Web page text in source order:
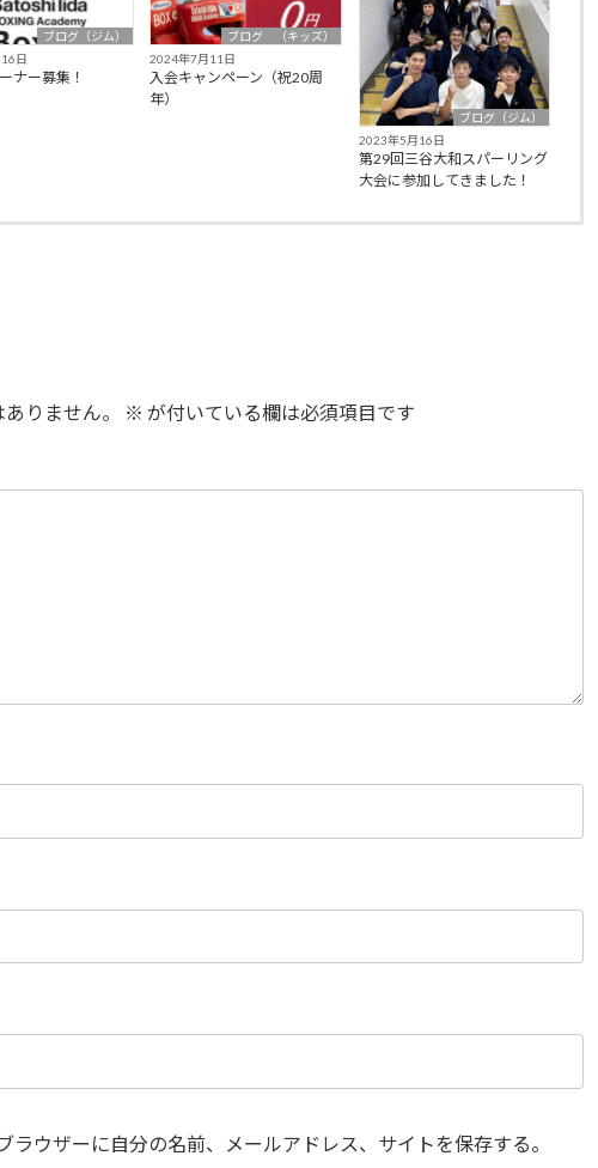
ブログ（ジム）
日
ナー募集！
ブログ （キッズ）
2024年7月11日
入会キャンペーン（祝20周
年）
ブログ（ジム）
2023年5月16日
第29回三谷大和スパーリング
大会に参加してきました！
りません。 ※ が付いている欄は必須項目です
ウザーに自分の名前、メールアドレス、サイトを保存する。